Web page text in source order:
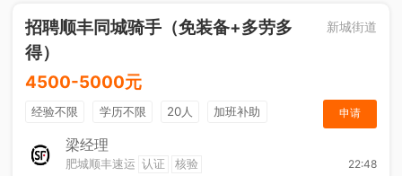
招聘顺丰同城骑手（免装备+多劳多
得）
新城街道
4500-5000元
经验不限 学历不限 20人
加班补助
综合补贴
奖励计划
申请
梁经理
肥城顺丰速运 认证 核验 22:48